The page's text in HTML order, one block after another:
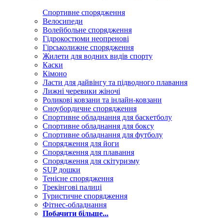
Спортивне спорядження
Велосипеди
Волейбольне спорядження
Гідрокостюми неопренові
Гірськолижне спорядження
Жилети для водних видів спорту
Каски
Кімоно
Ласти для дайвінгу та підводного плавання
Лижні черевики жіночі
Роликові ковзани та інлайн-ковзани
Сноубордичне спорядження
Спортивне обладнання для баскетболу
Спортивне обладнання для боксу
Спортивне обладнання для футболу
Спорядження для йоги
Спорядження для плавання
Спорядження для скітуризму
SUP дошки
Тенісне спорядження
Трекінгові палиці
Туристичне спорядження
Фітнес-обладнання
Побачити більше...